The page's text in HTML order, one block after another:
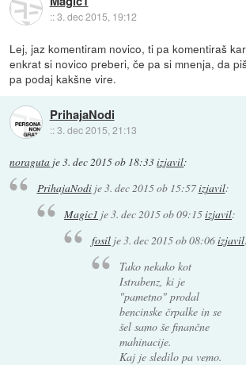
::3. dec 2015, 19:12
Lej, jaz komentiram novico, ti pa komentiraš
enkrat si novico preberi, če pa si mnenja, da
pa podaj kakšne vire.
PrihajaNodi
::3. dec 2015, 21:13
noraguta je3. dec 2015 ob 18:33izjavil:
PrihajaNodije3. dec 2015 ob 15:57izjavil:
Magic1 je3. dec 2015 ob 09:15izjavil:
fosilje3. dec 2015 ob 08:06izjavil
Tako nekako kot
Istrabenz, ki je
"pametno" prodal
bencinske črpalke in se
šel samo še finančne
mahinacije.
Kaj je sledilo pa vemo.